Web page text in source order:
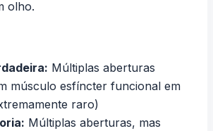
olho.
Múltiplas aberturas
músculo esfíncter funcional em
raro)
Múltiplas aberturas, mas